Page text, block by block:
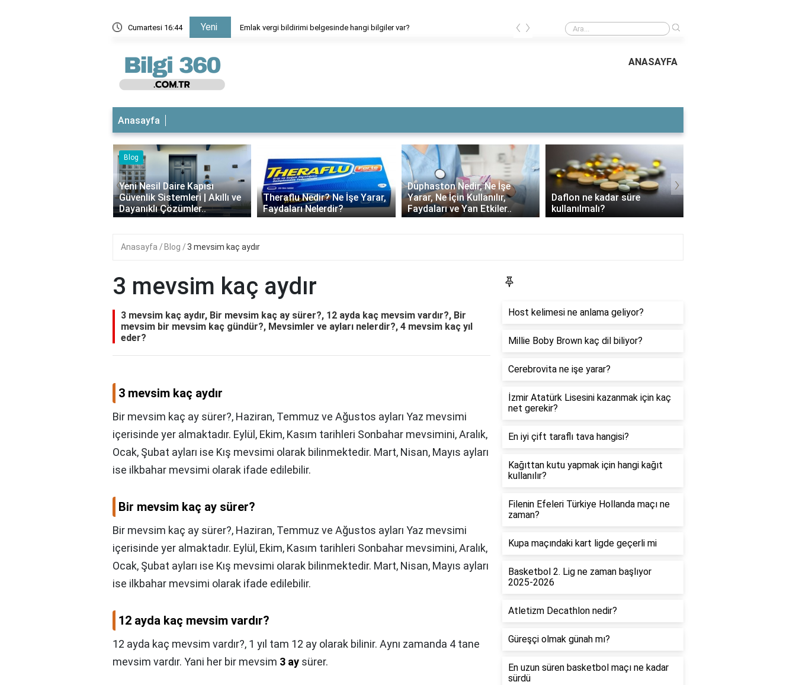
Cumartesi 16:44 Yeni Humbaracı Ocağı neden kaldırıldı? Humbaracı Ocağı neden kaldırıldı?
‹ ›
ANASAYFA
Anasayfa
Blog
Yeni Nesil Daire Kapısı
Güvenlik Sistemleri | Akıllı ve
Dayanıklı Çözümler..
Theraflu Nedir? Ne İşe Yarar,
Faydaları Nelerdir?
Duphaston Nedir, Ne İşe
Yarar, Ne İçin Kullanılır,
Faydaları ve Yan Etkiler..
Daflon ne kadar süre
kullanılmalı?
‹ ›
Anasayfa Blog 3 mevsim kaç aydır
3 mevsim kaç aydır
3 mevsim kaç aydır, Bir mevsim kaç ay sürer?, 12 ayda kaç mevsim vardır?, Bir
mevsim bir mevsim kaç gündür?, Mevsimler ve ayları nelerdir?, 4 mevsim kaç yıl
eder?
3 mevsim kaç aydır
Bir mevsim kaç ay sürer?, Haziran, Temmuz ve Ağustos ayları Yaz mevsimi
içerisinde yer almaktadır. Eylül, Ekim, Kasım tarihleri Sonbahar mevsimini, Aralık,
Ocak, Şubat ayları ise Kış mevsimi olarak bilinmektedir. Mart, Nisan, Mayıs ayları
ise ilkbahar mevsimi olarak ifade edilebilir.
Bir mevsim kaç ay sürer?
Bir mevsim kaç ay sürer?, Haziran, Temmuz ve Ağustos ayları Yaz mevsimi
içerisinde yer almaktadır. Eylül, Ekim, Kasım tarihleri Sonbahar mevsimini, Aralık,
Ocak, Şubat ayları ise Kış mevsimi olarak bilinmektedir. Mart, Nisan, Mayıs ayları
ise ilkbahar mevsimi olarak ifade edilebilir.
12 ayda kaç mevsim vardır?
12 ayda kaç mevsim vardır?, 1 yıl tam 12 ay olarak bilinir. Aynı zamanda 4 tane
mevsim vardır. Yani her bir mevsim 3 ay sürer.
Host kelimesi ne anlama geliyor?
Millie Boby Brown kaç dil biliyor?
Cerebrovita ne işe yarar?
İzmir Atatürk Lisesini kazanmak için kaç
net gerekir?
En iyi çift taraflı tava hangisi?
Kağıttan kutu yapmak için hangi kağıt
kullanılır?
Filenin Efeleri Türkiye Hollanda maçı ne
zaman?
Kupa maçındaki kart ligde geçerli mi
Basketbol 2. Lig ne zaman başlıyor
2025-2026
Atletizm Decathlon nedir?
Güreşçi olmak günah mı?
En uzun süren basketbol maçı ne kadar
sürdü